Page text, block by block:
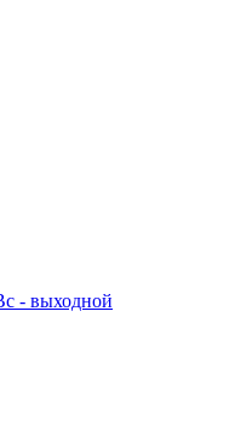
- выходной